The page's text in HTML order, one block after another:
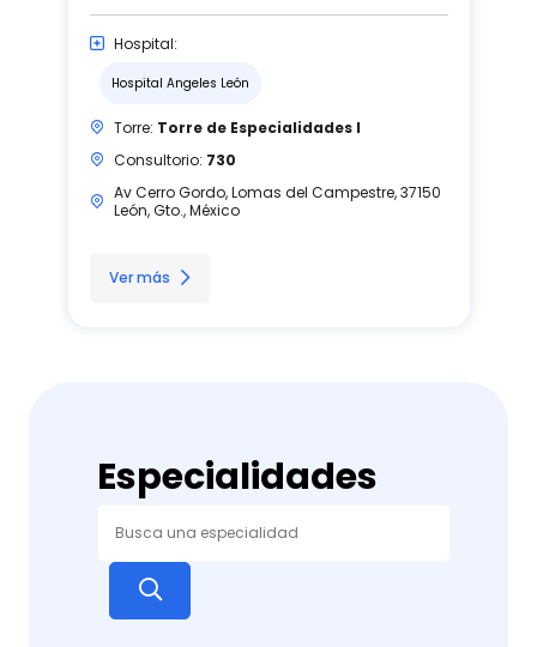
Hospital:
Hospital Angeles León
Torre: Torre de Especialidades I
Consultorio: 730
Av Cerro Gordo, Lomas del Campestre, 37150
León, Gto., México
Ver más
Especialidades